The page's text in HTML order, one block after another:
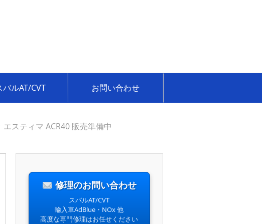
バルAT/CVT お問い合わせ
スティマ ACR40 販売準備中
修理のお問い合わせ
スバルAT/CVT
輸入車AdBlue・NOx 他
高度な専門修理はお任せください